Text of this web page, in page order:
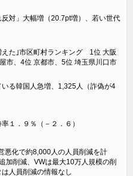
対」大幅増（20.7pt増）、若い世代
えた｣市区町村ランキング 1位 大阪
市、4位 京都市、5位 埼玉県川口市
る韓国人急増、1,325人（詐偽が4
１．９％（－２．６）
悪化で約8,000人の人員削減を計
削減、VWは最大10万人規模の削
人員削減の情報なし